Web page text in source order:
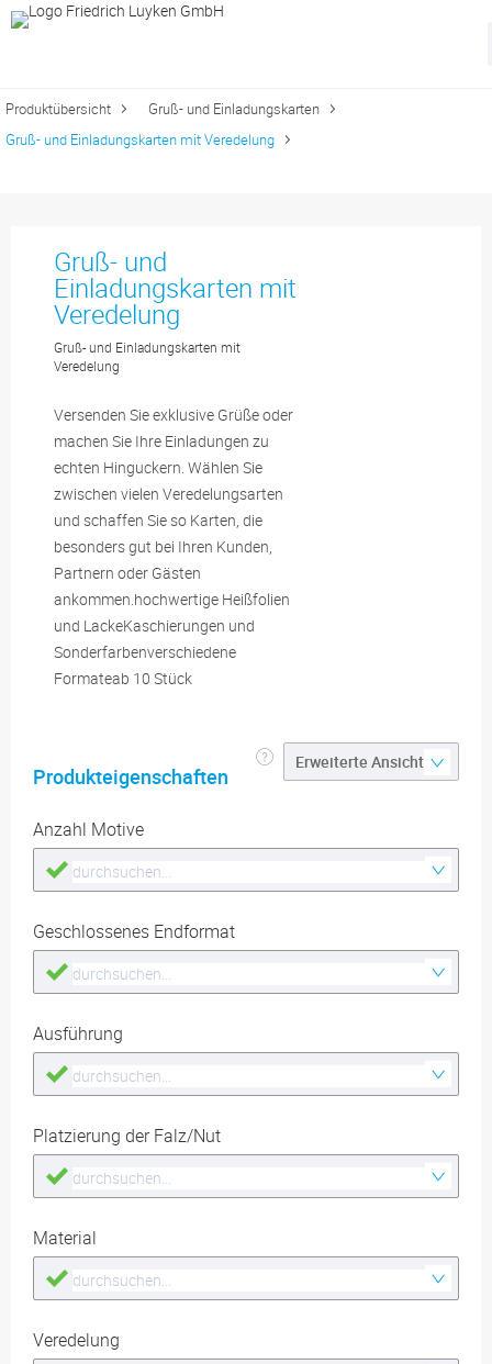
Produktübersicht
Gruß- und Einladungskarten
Gruß- und Einladungskarten mit Veredelung
Gruß- und
Einladungskarten mit
Veredelung
Gruß- und Einladungskarten mit
Veredelung
Versenden Sie exklusive Grüße oder
machen Sie Ihre Einladungen zu
echten Hinguckern. Wählen Sie
zwischen vielen Veredelungsarten
und schaffen Sie so Karten, die
besonders gut bei Ihren Kunden,
Partnern oder Gästen
ankommen.hochwertige Heißfolien
und LackeKaschierungen und
Sonderfarbenverschiedene
Formateab 10 Stück
Produkteigenschaften
Anzahl Motive
Geschlossenes Endformat
Ausführung
Platzierung der Falz/Nut
Material
Veredelung